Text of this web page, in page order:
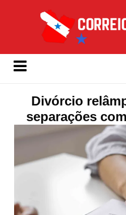
Divórcio
separações